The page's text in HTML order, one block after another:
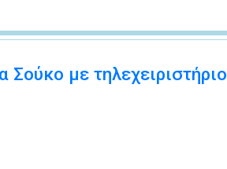
Σούκο με τηλεχειριστήριο